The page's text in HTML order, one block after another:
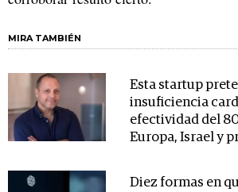
MIRA TAMBIÉN
Esta startup
insuficiencia
efectividad del
Europa, Israel y
Diez formas en